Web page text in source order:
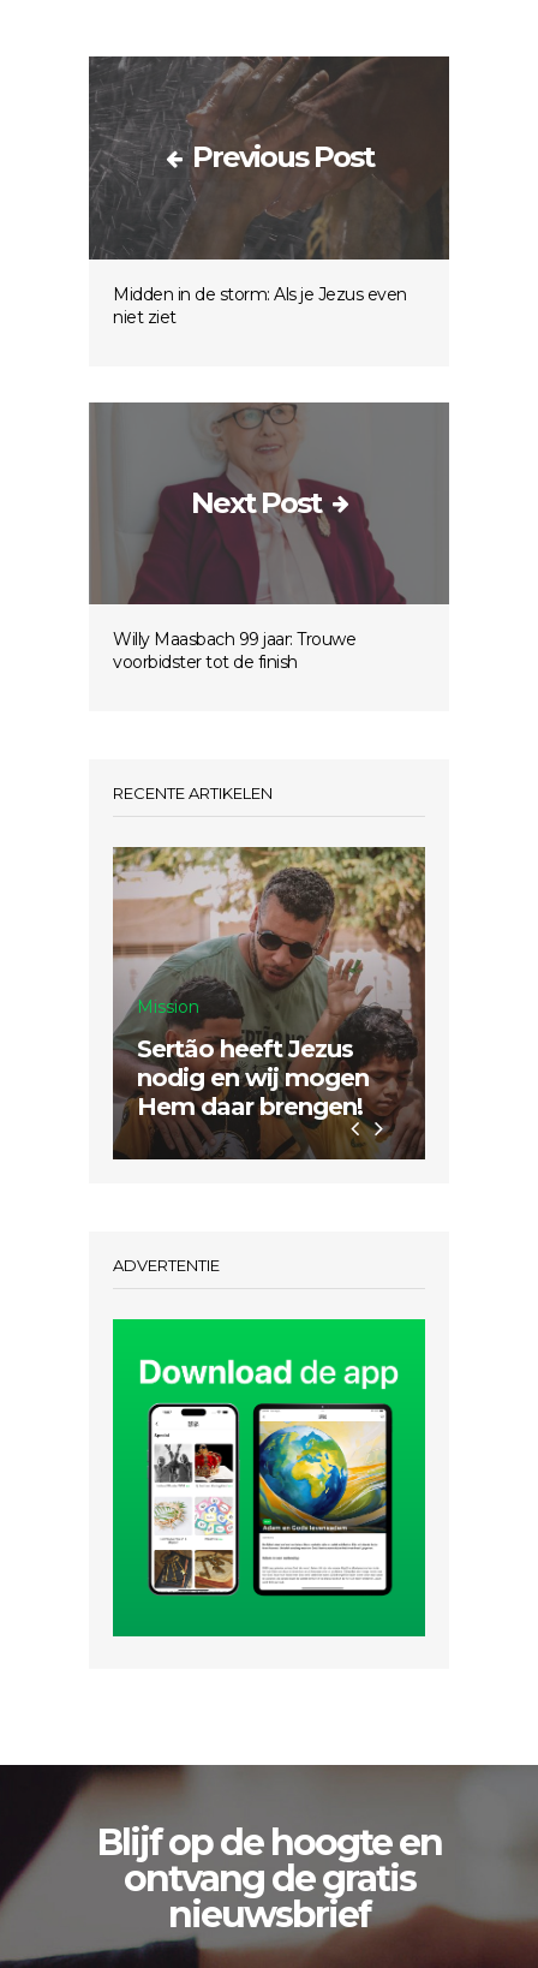
Previous Post
Midden in de storm: Als je Jezus even
niet ziet
Next Post
Willy Maasbach 99 jaar: Trouwe
voorbidster tot de finish
RECENTE ARTIKELEN
Mission
Sertão heeft Jezus
nodig en wij mogen
Hem daar brengen!
ADVERTENTIE
Blijf op de hoogte en
ontvang de gratis
nieuwsbrief